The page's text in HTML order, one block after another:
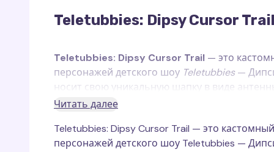
Teletubbies: Dipsy Cursor
Teletubbies: Dipsy Cursor Trail — это
персонажей детского шоу Teletubbies—
носит свою уникальную шапку в виде
персонажей. Он очень веселый, отважный и
Этот кастомный след курсора, созданный
энергию. Курсор изображает Дипси в его
Читать далее
Teletubbies: Dipsy Cursor Trail — это
персонажей детского шоу Teletubbies —